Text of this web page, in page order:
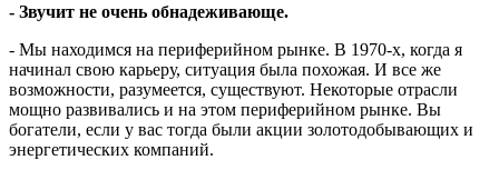
- Звучит не очень обнадеживающе.
- Мы находимся на периферийном рынке. В 1970-х, когда я
начинал свою карьеру, ситуация была похожая. И все же
возможности, разумеется, существуют. Некоторые отрасли
мощно развивались и на этом периферийном рынке. Вы
богатели, если у вас тогда были акции золотодобывающих и
энергетических компаний.